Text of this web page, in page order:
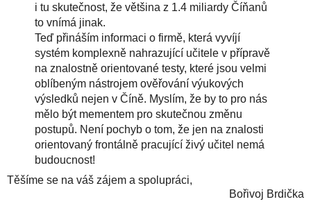
i tu skutečnost, že většina z 1.4 miliardy Číňanů
to vnímá jinak.
Teď přináším informaci o firmě, která vyvíjí
systém komplexně nahrazující učitele v přípravě
na znalostně orientované testy, které jsou velmi
oblíbeným nástrojem ověřování výukových
výsledků nejen v Číně. Myslím, že by to pro nás
mělo být mementem pro skutečnou změnu
postupů. Není pochyb o tom, že jen na znalosti
orientovaný frontálně pracující živý učitel nemá
budoucnost!
Těšíme se na váš zájem a spolupráci,
Bořivoj Brdička